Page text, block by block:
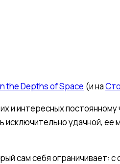
the Depths of Space (и на
и интересных
исключительно удачной, ее
сам себя ограничивает: